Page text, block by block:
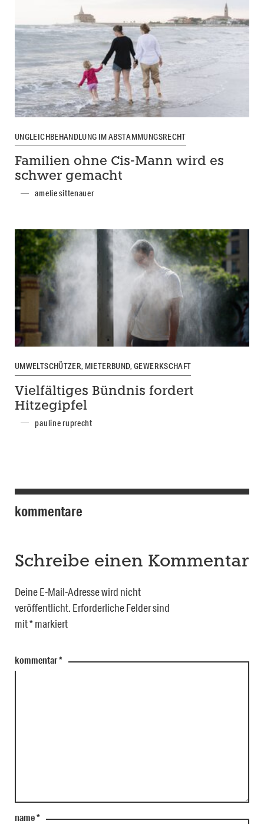
UNGLEICHBEHANDLUNG IM ABSTAMMUNGSRECHT
Familien ohne Cis-Mann wird es
schwer gemacht
amelie sittenauer
UMWELTSCHÜTZER, MIETERBUND, GEWERKSCHAFT
Vielfältiges Bündnis fordert
Hitzegipfel
pauline ruprecht
kommentare
Schreibe einen Kommentar
Deine E-Mail-Adresse wird nicht
veröffentlicht. Erforderliche Felder sind
mit*markiert
kommentar*
name*